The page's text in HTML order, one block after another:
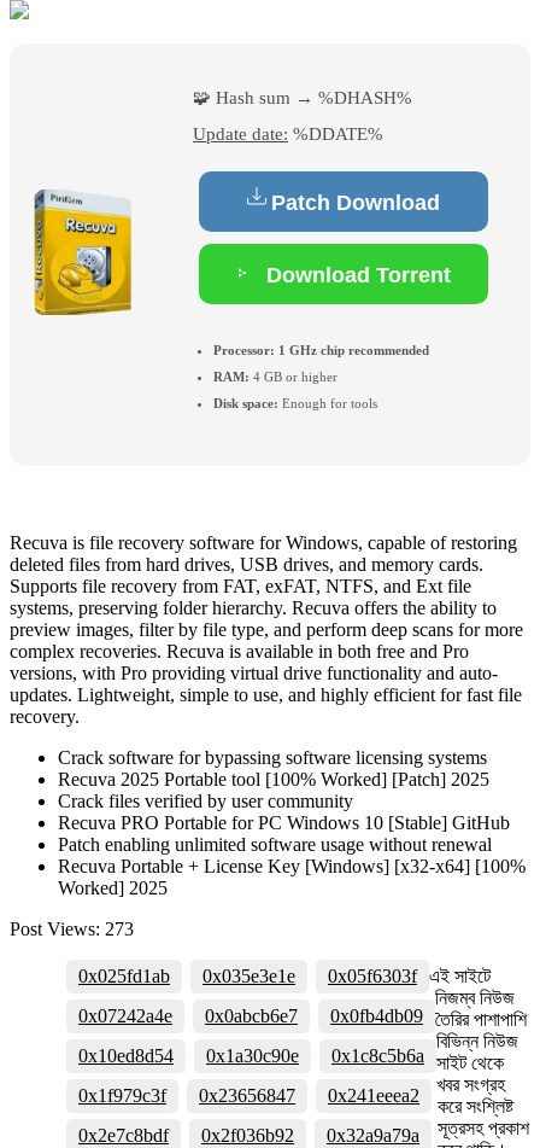
🧩 Hash sum → %DHASH%
Update date: %DDATE%
Patch Download
Download Torrent
Processor: 1 GHz chip recommended
RAM: 4 GB or higher
Disk space: Enough for tools
Recuva is file recovery software for Windows, capable of restoring
deleted files from hard drives, USB drives, and memory cards.
Supports file recovery from FAT, exFAT, NTFS, and Ext file
systems, preserving folder hierarchy. Recuva offers the ability to
preview images, filter by file type, and perform deep scans for more
complex recoveries. Recuva is available in both free and Pro
versions, with Pro providing virtual drive functionality and auto-
updates. Lightweight, simple to use, and highly efficient for fast file
recovery.
Crack software for bypassing software licensing systems
Recuva 2025 Portable tool [100% Worked] [Patch] 2025
Crack files verified by user community
Recuva PRO Portable for PC Windows 10 [Stable] GitHub
Patch enabling unlimited software usage without renewal
Recuva Portable + License Key [Windows] [x32-x64] [100%
Worked] 2025
Post Views: 273
0x025fd1ab 0x035e3e1e
0x05f6303f
0x07242a4e
0x0abcb6e7
0x0fb4db09
0x10ed8d54
0x1a30c90e
0x1c8c5b6a
0x1f979c3f
0x23656847
0x241eeea2
0x2e7c8bdf
0x2f036b92 0x32a9a79a
এই সাইটে
নিজম্ব নিউজ
তৈরির পাশাপাশি
বিভিন্ন নিউজ
সাইট থেকে
খবর সংগ্রহ
করে সংশ্লিষ্ট
সূত্রসহ প্রকাশ